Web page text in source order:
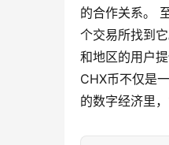
的合作关系。
个交易所找到
和地区的用户
CHX币不仅是
的数字经济里